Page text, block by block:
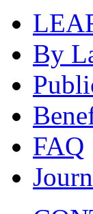
By
FAQ